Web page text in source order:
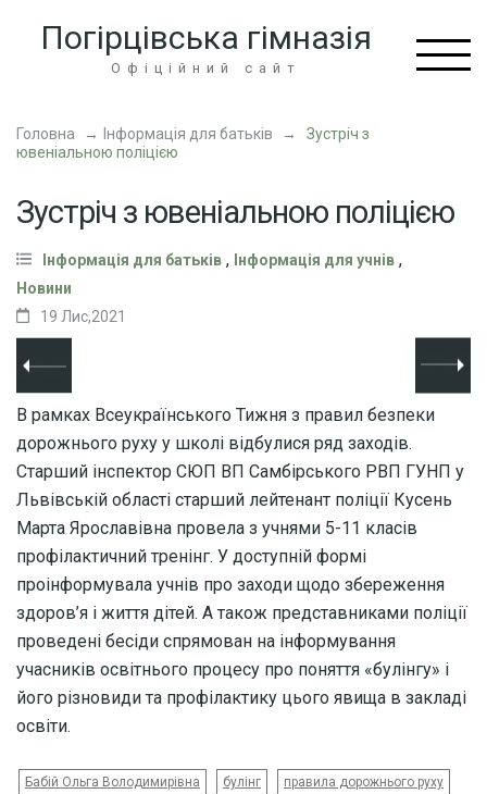
Enter)
Погірцівська гімназія
Офіційний сайт
Головна → Інформація для батьків →
Зустріч з
ювеніальною поліцією
Зустріч з ювеніальною поліцією
Інформація для батьків , Інформація для учнів ,
Новини
19 Лис,2021
В рамках Всеукраїнського Тижня з правил безпеки
дорожнього руху у школі відбулися ряд заходів.
Старший інспектор СЮП ВП Самбірського РВП ГУНП у
Львівській області старший лейтенант поліції Кусень
Марта Ярославівна провела з учнями 5-11 класів
профілактичний тренінг. У доступній формі
проінформувала учнів про заходи щодо збереження
здоров’я і життя дітей. А також представниками поліції
проведені бесіди спрямован на інформування
учасників освітнього процесу про поняття «булінгу» і
його різновиди та профілактику цього явища в закладі
освіти.
Бабій Ольга Володимирівна булінг правила дорожнього руху